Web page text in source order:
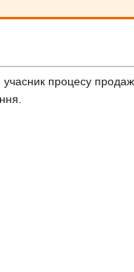
процесу